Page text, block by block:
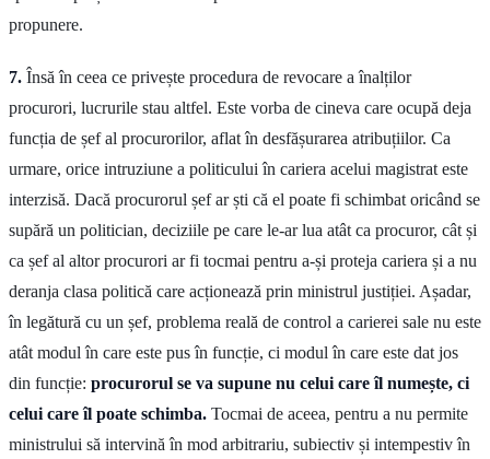
propunere.
7. Însă în ceea ce privește procedura de revocare a înalților
procurori, lucrurile stau altfel. Este vorba de cineva care ocupă deja
funcția de șef al procurorilor, aflat în desfășurarea atribuțiilor. Ca
urmare, orice intruziune a politicului în cariera acelui magistrat este
interzisă. Dacă procurorul șef ar ști că el poate fi schimbat oricând se
supără un politician, deciziile pe care le-ar lua atât ca procuror, cât și
ca șef al altor procurori ar fi tocmai pentru a-și proteja cariera și a nu
deranja clasa politică care acționează prin ministrul justiției. Așadar,
în legătură cu un șef, problema reală de control a carierei sale nu este
atât modul în care este pus în funcție, ci modul în care este dat jos
din funcție: procurorul se va supune nu celui care îl numește, ci
celui care îl poate schimba. Tocmai de aceea, pentru a nu permite
ministrului să intervină în mod arbitrariu, subiectiv și intempestiv în